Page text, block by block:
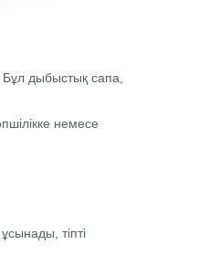
дыбыстық сапа,
немесе
тіпті